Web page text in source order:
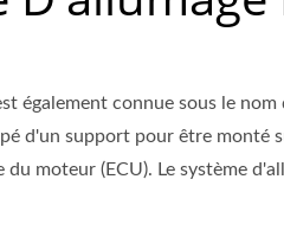
également connue sous le
d'un support pour être monté
moteur (ECU). Le système